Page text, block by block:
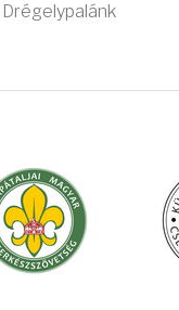
Drégelypalánk